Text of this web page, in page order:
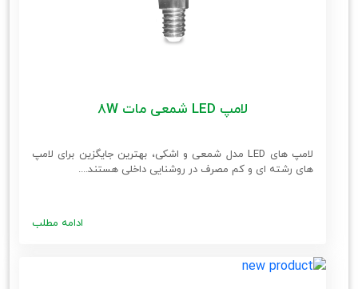
لامپ LED شمعی مات 8W
لامپ های LED مدل شمعی و اشکی، بهترین جایگزین برای لامپ
های رشته ای و کم مصرف در روشنایی داخلی هستند....
ادامه مطلب